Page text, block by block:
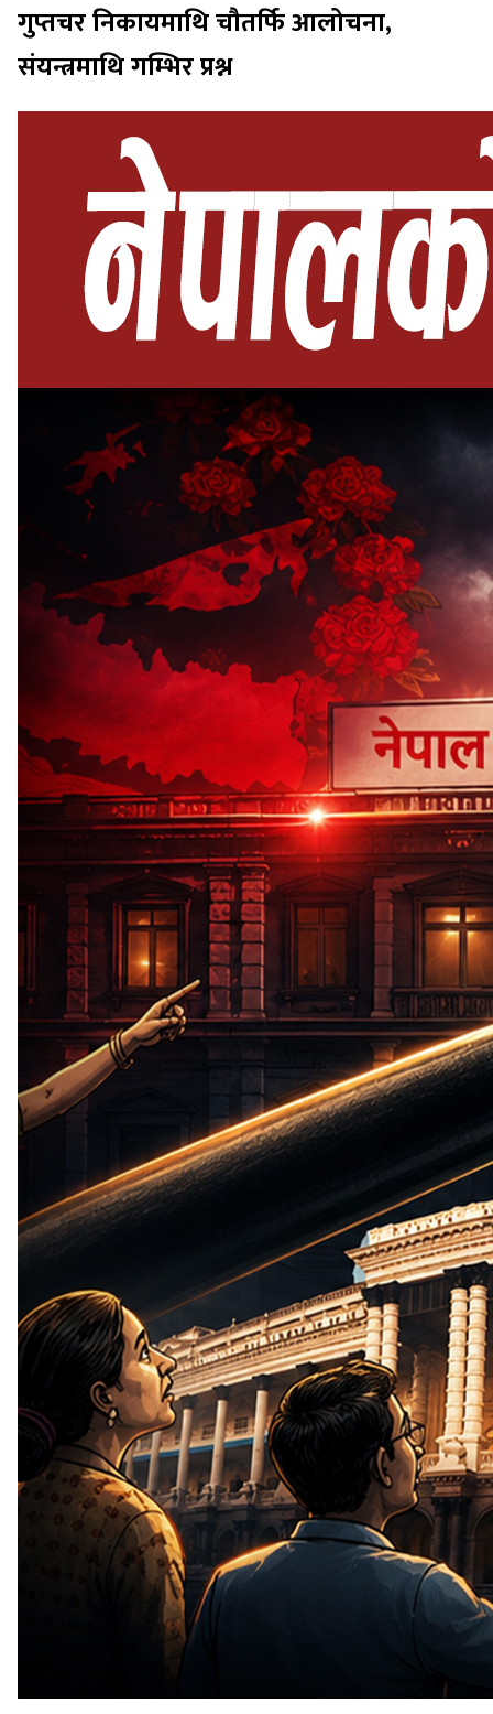
गुप्तचर निकायमाथि चौतर्फि आलोचना,
संयन्त्रमाथि गम्भिर प्रश्न